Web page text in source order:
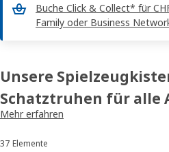
Buche Click & Collect* für
Family oder Business
Unsere
Schatztruhen für alle
Ob für Spielzeug, Verkleidungen,
Platz für alle Sachen, die deinem
Mehr erfahren
Sortieren und Filtern
37 Elemente